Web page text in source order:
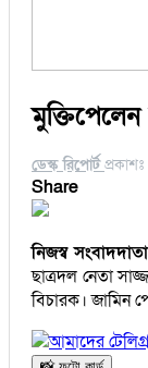
ডেস্ক রিপোর্ট প্রকাশঃ
Share
নিজস্ব
ছাত্রদল নেতা
বিচারক। জামিন
আমাদের